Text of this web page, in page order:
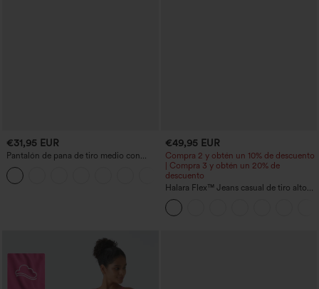
€31,95 EUR
Pantalón de pana de tiro medio con
cremallera
€49,95 EUR
Compra 2 y obtén un 10% de descuento
| Compra 3 y obtén un 20% de
descuento
Halara Flex™ Jeans casual de tiro alto
con control abdominal, pernera ancha y
bolsillos